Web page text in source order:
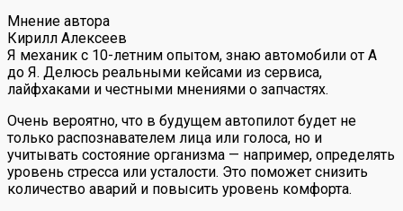
Мнение автора
Кирилл Алексеев
Я механик с 10-летним опытом, знаю автомобили от А
до Я. Делюсь реальными кейсами из сервиса,
лайфхаками и честными мнениями о запчастях.
Очень вероятно, что в будущем автопилот будет не
только распознавателем лица или голоса, но и
учитывать состояние организма — например, определять
уровень стресса или усталости. Это поможет снизить
количество аварий и повысить уровень комфорта.